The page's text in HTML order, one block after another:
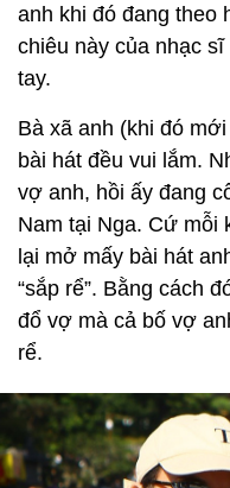
anh khi đó đang theo
chiêu này của nhạc
tay.
Bà xã anh (khi đó
bài hát đều vui lắm.
vợ anh, hồi ấy đang
Nam tại Nga. Cứ mỗi
lại mở mấy bài hát
“sắp rể”. Bằng cách
đổ vợ mà cả bố vợ
rể.